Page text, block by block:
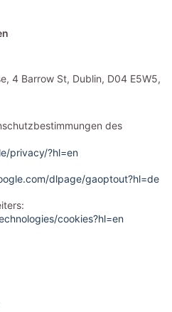
4 Barrow St, Dublin, D04 E5W5,
des
privacy/?hl=en
dlpage/gaoptout?hl=de
cookies?hl=en